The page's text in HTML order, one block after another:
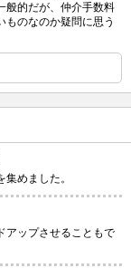
般的だが、仲介手数料
ものなのか疑問に思う
めました。
アップさせることもで